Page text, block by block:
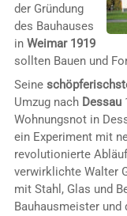
der Gründung
des Bauhauses
in Weimar 1919
sollten Bauen und
Seine
Umzug nach Dessau
Wohnungsnot in
ein Experiment mit
revolutionierte
verwirklichte Walter
mit Stahl, Glas und
Bauhausmeister und